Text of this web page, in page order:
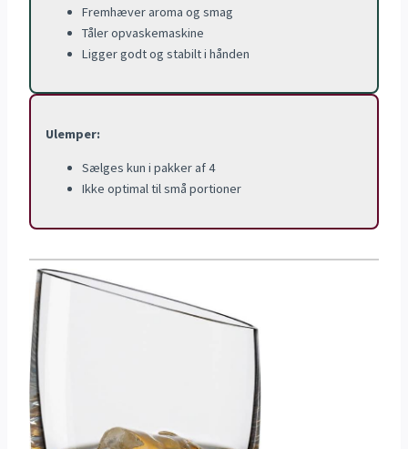
Fremhæver aroma og smag
Tåler opvaskemaskine
Ligger godt og stabilt i hånden
Ulemper:
Sælges kun i pakker af 4
Ikke optimal til små portioner